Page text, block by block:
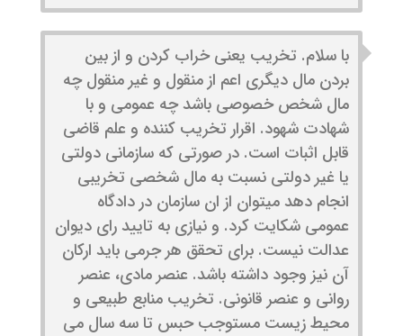
با سلام. تخریب یعنی خراب کردن و از بین
بردن مال دیگری اعم از منقول و غیر منقول چه
مال شخص خصوصی باشد چه عمومی و با
شهادت شهود. اقرار تخریب کننده و علم قاضی
قابل اثبات است. در صورتی که سازمانی دولتی
یا غیر دولتی نسبت به مال شخصی تخریبی
انجام دهد میتوان از ان سازمان در دادگاه
عمومی شکایت کرد. و نیازی به تایید رای دیوان
عدالت نیست. برای تحقق هر جرمی باید ارکان
آن نیز وجود داشته باشد. عنصر مادی، عنصر
روانی و عنصر قانونی. تخریب منابع طبیعی و
محیط زیست مستوجب حبس تا سه سال می